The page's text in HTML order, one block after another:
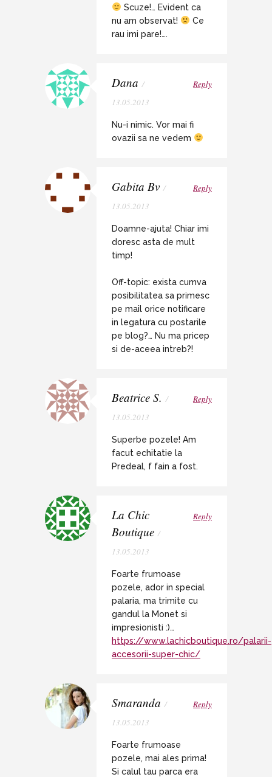
Scuze!… Evident ca
nu am observat!
Ce
rau imi pare!….
Dana /
13.05.2013
Reply
Nu-i nimic. Vor mai fi
ovazii sa ne vedem
Gabita Bv /
13.05.2013
Reply
Doamne-ajuta! Chiar imi
doresc asta de mult
timp!
Off-topic: exista cumva
posibilitatea sa primesc
pe mail orice notificare
in legatura cu postarile
pe blog?… Nu ma pricep
si de-aceea intreb?!
Beatrice S. /
13.05.2013
Reply
Superbe pozele! Am
facut echitatie la
Predeal, f fain a fost.
La Chic
Boutique /
13.05.2013
Reply
Foarte frumoase
pozele, ador in special
palaria, ma trimite cu
gandul la Monet si
impresionisti :)…
https://www.lachicboutique.ro/palarii-
accesorii-super-chic/
Smaranda /
13.05.2013
Reply
Foarte frumoase
pozele, mai ales prima!
Si calul tau parca era